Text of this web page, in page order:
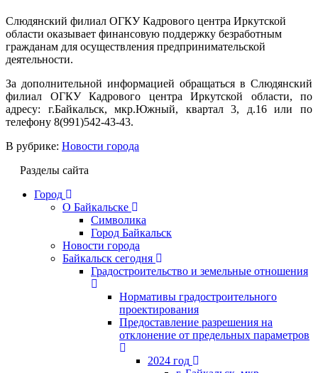
Слюдянский филиал ОГКУ Кадрового центра Иркутской
области оказывает финансовую поддержку безработным
гражданам для осуществления предпринимательской
деятельности.
За дополнительной информацией обращаться в Слюдянский
филиал ОГКУ Кадрового центра Иркутской области, по
адресу: г.Байкальск, мкр.Южный, квартал 3, д.16 или по
телефону 8(991)542-43-43.
В рубрике: Новости города
Разделы сайта
Город
О Байкальске
Символика
Город Байкальск
Новости города
Байкальск сегодня
Градостроительство и земельные отношения
Нормативы градостроительного
проектирования
Предоставление разрешения на
отклонение от предельных параметров
2024 год